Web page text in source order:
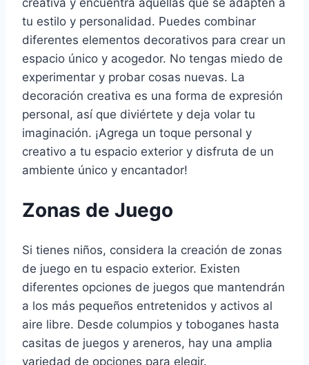
creativa y encuentra aquellas que se adapten a
tu estilo y personalidad. Puedes combinar
diferentes elementos decorativos para crear un
espacio único y acogedor. No tengas miedo de
experimentar y probar cosas nuevas. La
decoración creativa es una forma de expresión
personal, así que diviértete y deja volar tu
imaginación. ¡Agrega un toque personal y
creativo a tu espacio exterior y disfruta de un
ambiente único y encantador!
Zonas de Juego
Si tienes niños, considera la creación de zonas
de juego en tu espacio exterior. Existen
diferentes opciones de juegos que mantendrán
a los más pequeños entretenidos y activos al
aire libre. Desde columpios y toboganes hasta
casitas de juegos y areneros, hay una amplia
variedad de opciones para elegir.